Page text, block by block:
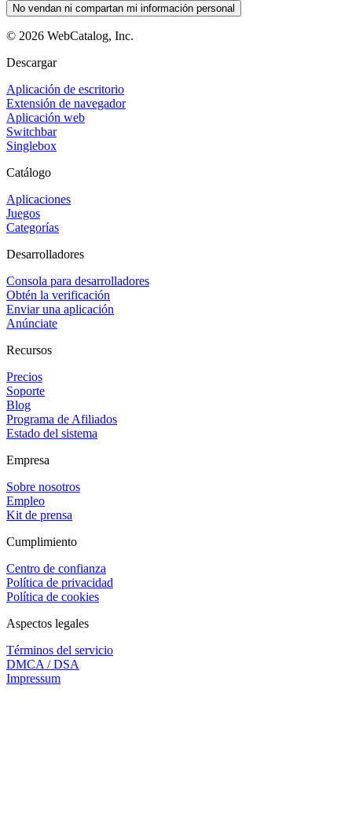
No vendan ni compartan mi información personal
© 2026 WebCatalog, Inc.
Descargar
Aplicación de escritorio
Extensión de navegador
Aplicación web
Switchbar
Singlebox
Catálogo
Aplicaciones
Juegos
Categorías
Desarrolladores
Consola para desarrolladores
Obtén la verificación
Enviar una aplicación
Anúnciate
Recursos
Precios
Soporte
Blog
Programa de Afiliados
Estado del sistema
Empresa
Sobre nosotros
Empleo
Kit de prensa
Cumplimiento
Centro de confianza
Política de privacidad
Política de cookies
Aspectos legales
Términos del servicio
DMCA / DSA
Impressum